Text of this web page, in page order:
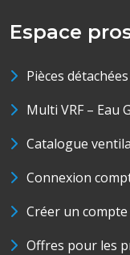
Espace
Pièces détachées
Multi VRF – Eau
Catalogue
Connexion
Créer un
Offres pour les